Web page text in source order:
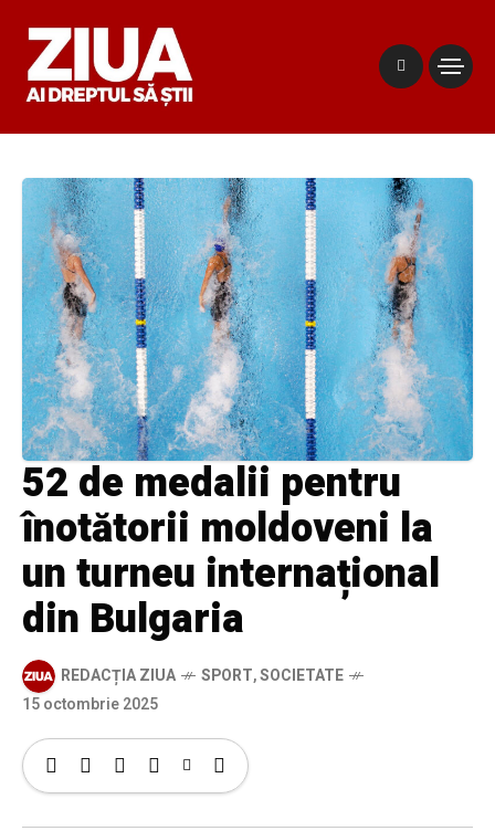
52 de medalii pentru
înotătorii moldoveni la
un turneu internațional
din Bulgaria
REDACȚIA ZIUA SPORT,SOCIETATE
15 octombrie 2025